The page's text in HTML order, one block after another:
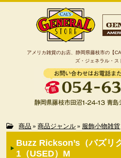
アメリカ雑貨のお店、静岡県藤枝市の【
ズ・ジェネラル・ス
Home
カート
商品 » 商品ジャンル » 服飾小物雑貨
Buzz Rickson’s（バズリ
1（USED）M